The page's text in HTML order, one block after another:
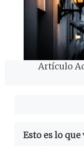
Artículo
Esto es lo que